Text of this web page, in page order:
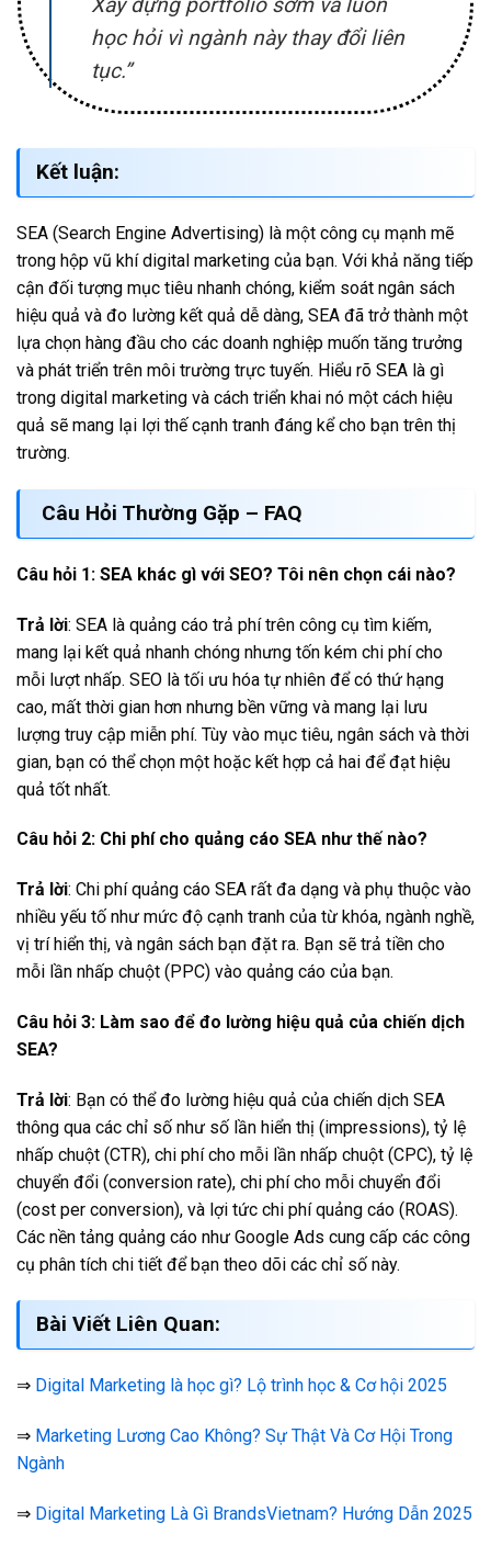
học hỏi vì ngành này thay đổi liên
tục.”
Kết luận:
SEA (Search Engine Advertising) là một công cụ mạnh mẽ
trong hộp vũ khí digital marketing của bạn. Với khả năng tiếp
cận đối tượng mục tiêu nhanh chóng, kiểm soát ngân sách
hiệu quả và đo lường kết quả dễ dàng, SEA đã trở thành một
lựa chọn hàng đầu cho các doanh nghiệp muốn tăng trưởng
và phát triển trên môi trường trực tuyến. Hiểu rõ SEA là gì
trong digital marketing và cách triển khai nó một cách hiệu
quả sẽ mang lại lợi thế cạnh tranh đáng kể cho bạn trên thị
trường.
Câu Hỏi Thường Gặp – FAQ
Câu hỏi 1: SEA khác gì với SEO? Tôi nên chọn cái nào?
Trả lời: SEA là quảng cáo trả phí trên công cụ tìm kiếm,
mang lại kết quả nhanh chóng nhưng tốn kém chi phí cho
mỗi lượt nhấp. SEO là tối ưu hóa tự nhiên để có thứ hạng
cao, mất thời gian hơn nhưng bền vững và mang lại lưu
lượng truy cập miễn phí. Tùy vào mục tiêu, ngân sách và thời
gian, bạn có thể chọn một hoặc kết hợp cả hai để đạt hiệu
quả tốt nhất.
Câu hỏi 2: Chi phí cho quảng cáo SEA như thế nào?
Trả lời: Chi phí quảng cáo SEA rất đa dạng và phụ thuộc vào
nhiều yếu tố như mức độ cạnh tranh của từ khóa, ngành nghề,
vị trí hiển thị, và ngân sách bạn đặt ra. Bạn sẽ trả tiền cho
mỗi lần nhấp chuột (PPC) vào quảng cáo của bạn.
Câu hỏi 3: Làm sao để đo lường hiệu quả của chiến dịch
SEA?
Trả lời: Bạn có thể đo lường hiệu quả của chiến dịch SEA
thông qua các chỉ số như số lần hiển thị (impressions), tỷ lệ
nhấp chuột (CTR), chi phí cho mỗi lần nhấp chuột (CPC), tỷ lệ
chuyển đổi (conversion rate), chi phí cho mỗi chuyển đổi
(cost per conversion), và lợi tức chi phí quảng cáo (ROAS).
Các nền tảng quảng cáo như Google Ads cung cấp các công
cụ phân tích chi tiết để bạn theo dõi các chỉ số này.
Bài Viết Liên Quan:
⇒ Digital Marketing là học gì? Lộ trình học & Cơ hội 2025
⇒ Marketing Lương Cao Không? Sự Thật Và Cơ Hội Trong
Ngành
⇒ Digital Marketing Là Gì BrandsVietnam? Hướng Dẫn 2025